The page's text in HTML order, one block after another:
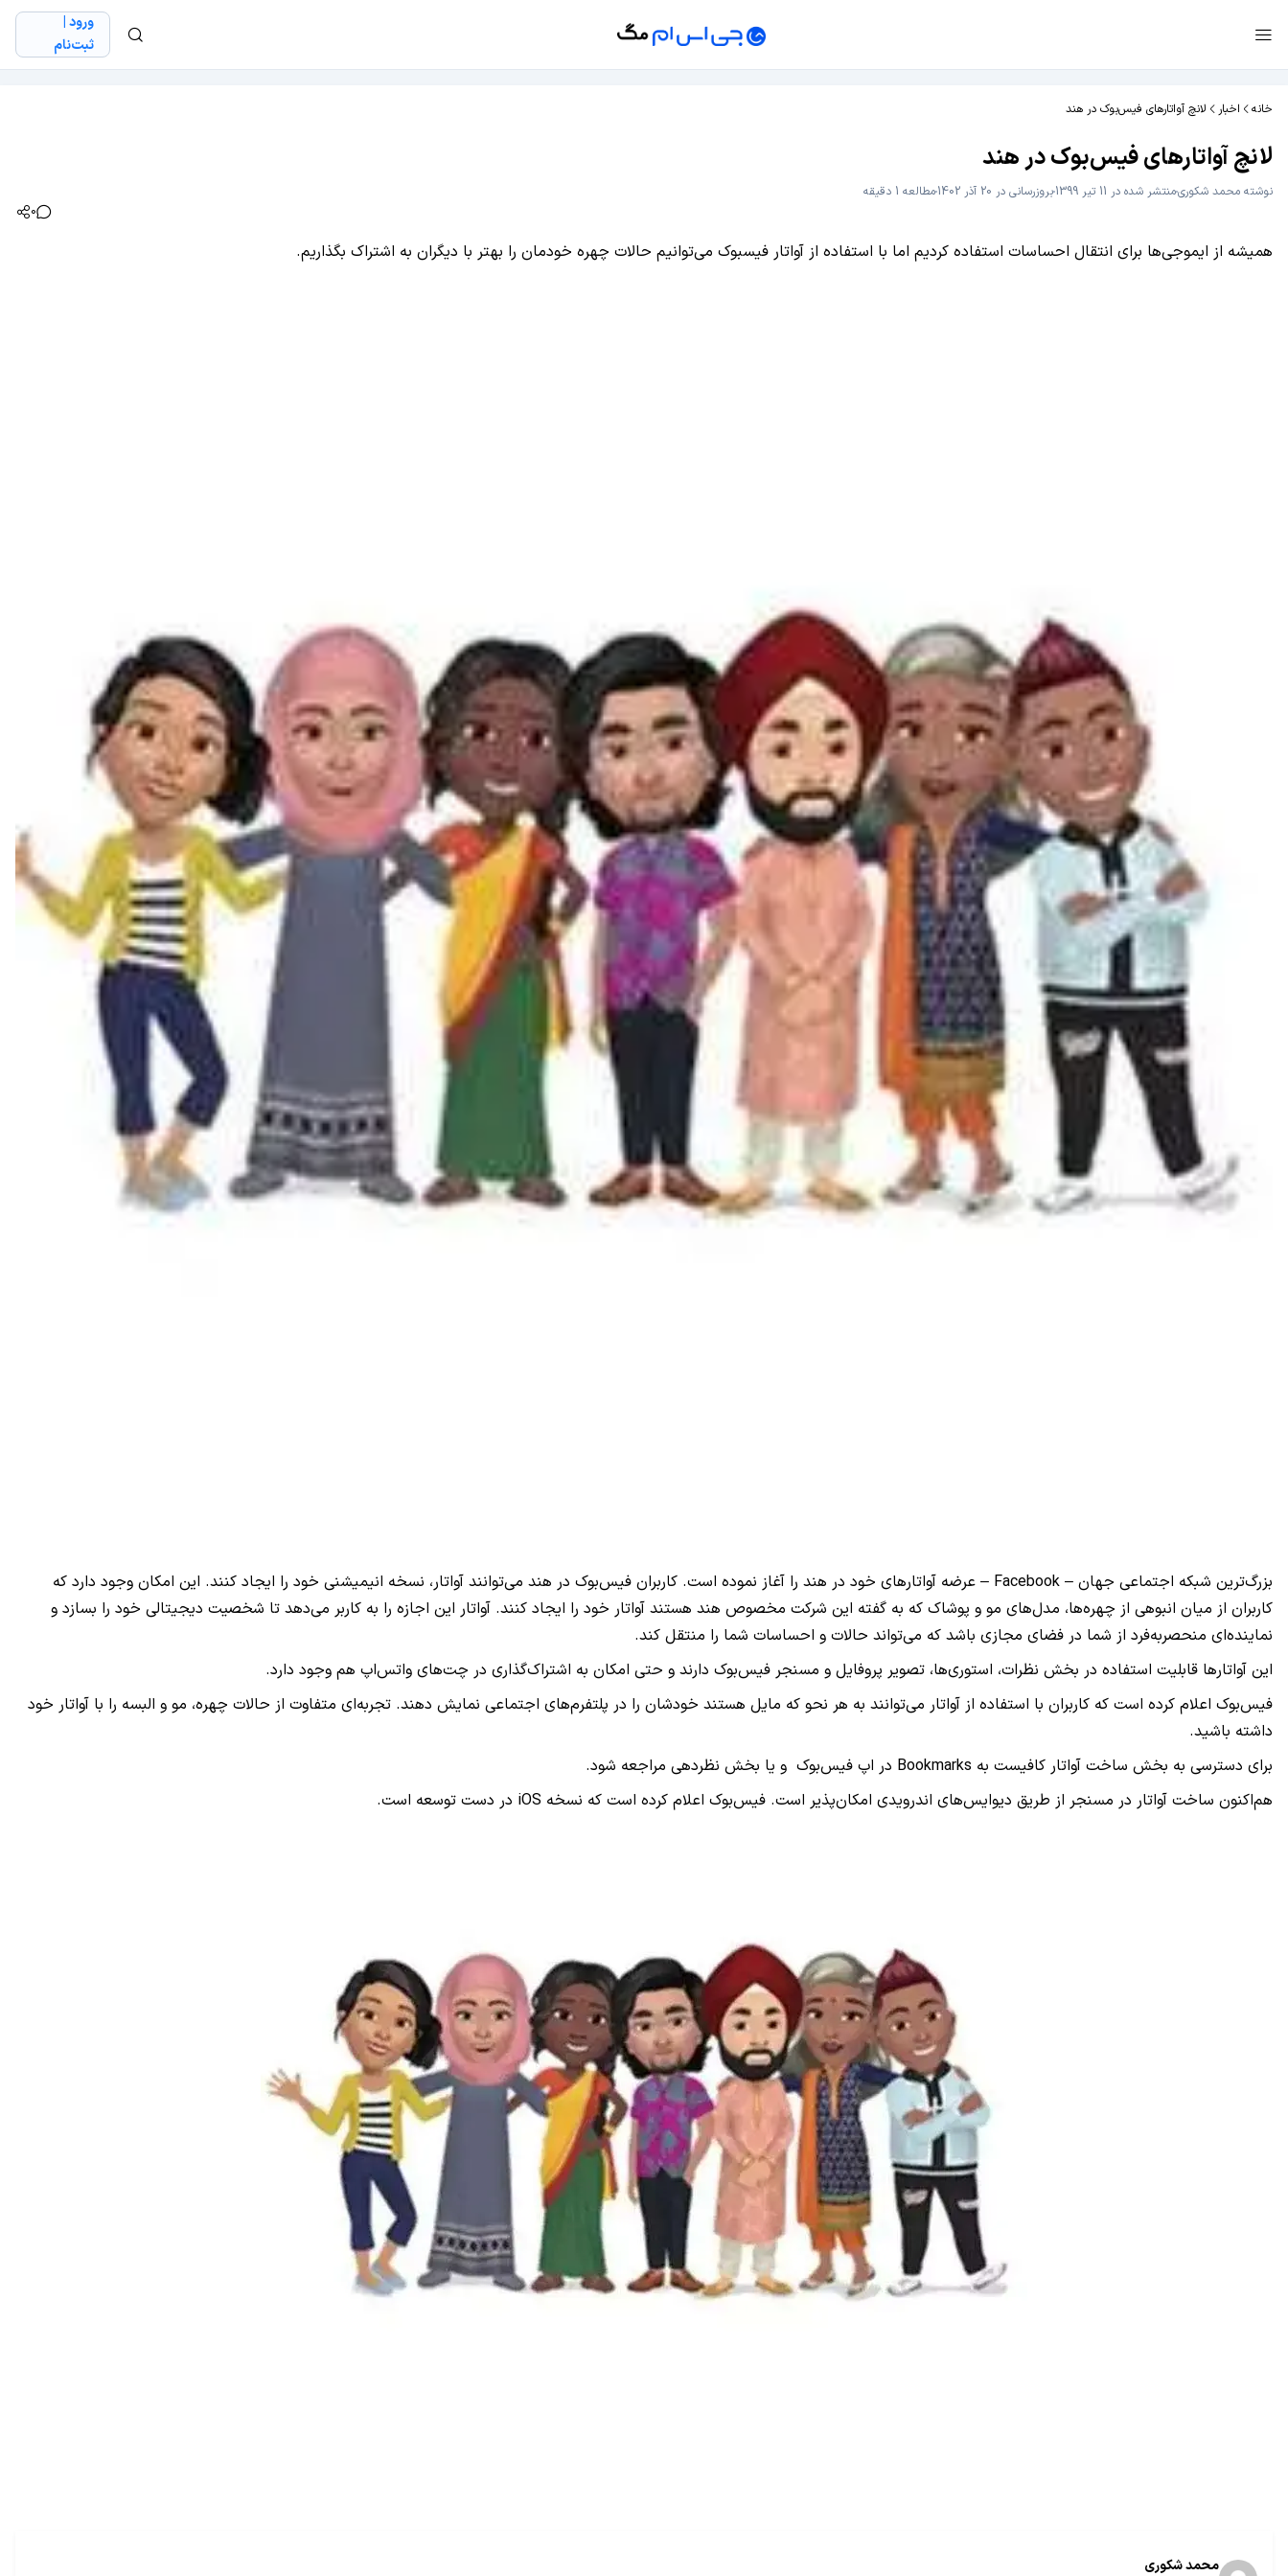
ورود |
ثبت‌نام
خانه اخبار لانچ آواتارهای فیس‌بوک در هند
لانچ آواتارهای فیس‌بوک در هند
نوشته محمد شکوریمنتشر شده در 11 تیر 1399 بروزرسانی در 20 آذر 1402
مطالعه 1 دقیقه
0
همیشه از ایموجی‌ها برای انتقال احساسات استفاده کردیم اما با استفاده از آواتار فیسبوک می‌توانیم حالات چهره خودمان را بهتر با دیگران به اشتراک بگذاریم.
بزرگ‌ترین شبکه اجتماعی جهان – Facebook – عرضه آواتارهای خود در هند را آغاز نموده است. کاربران فیس‌بوک در هند می‌توانند آواتار، نسخه انیمیشنی خود را ایجاد کنند. این امکان وجود دارد که
کاربران از میان انبوهی از چهره‌ها، مدل‌های مو و پوشاک که به گفته این شرکت مخصوص هند هستند آواتار خود را ایجاد کنند. آواتار این اجازه را به کاربر می‌دهد تا شخصیت دیجیتالی خود را بسازد و
نماینده‌ای منحصربه‌فرد از شما در فضای مجازی باشد که می‌تواند حالات و احساسات شما را منتقل کند.
این آواتارها قابلیت استفاده در بخش نظرات، استوری‌ها، تصویر پروفایل و مسنجر فیس‌بوک دارند و حتی امکان به اشتراک‌گذاری در چت‌های واتس‌اپ هم وجود دارد.
فیس‌بوک اعلام کرده است که کاربران با استفاده از آواتار می‌توانند به هر نحو که مایل هستند خودشان را در پلتفرم‌های اجتماعی نمایش دهند. تجربه‌ای متفاوت از حالات چهره، مو و البسه را با آواتار خود
داشته باشید.
برای دسترسی به بخش ساخت آواتار کافیست به Bookmarks در اپ فیس‌بوک و یا بخش نظردهی مراجعه شود.
هم‌اکنون ساخت آواتار در مسنجر از طریق دیوایس‌های اندرویدی امکان‌پذیر است. فیس‌بوک اعلام کرده است که نسخه iOS در دست توسعه است.
محمد شکوری